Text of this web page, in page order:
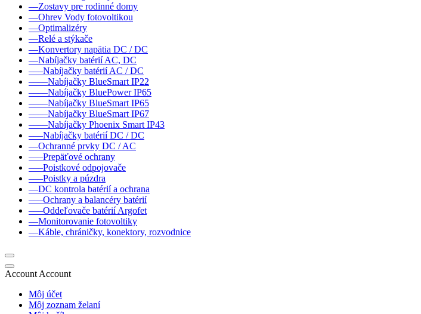
––Zostavy pre rodinné domy
––Ohrev Vody fotovoltikou
––Optimalizéry
––Relé a stýkače
––Konvertory napätia DC / DC
––Nabíjačky batérií AC, DC
–––Nabíjačky batérií AC / DC
––––Nabíjačky BlueSmart IP22
––––Nabíjačky BluePower IP65
––––Nabíjačky BlueSmart IP65
––––Nabíjačky BlueSmart IP67
––––Nabíjačky Phoenix Smart IP43
–––Nabíjačky batérií DC / DC
––Ochranné prvky DC / AC
–––Prepäťové ochrany
–––Poistkové odpojovače
–––Poistky a púzdra
––DC kontrola batérií a ochrana
–––Ochrany a balancéry batérií
–––Oddeľovače batérií Argofet
––Monitorovanie fotovoltiky
––Káble, chráničky, konektory, rozvodnice
Account Account
Môj účet
Môj zoznam želaní